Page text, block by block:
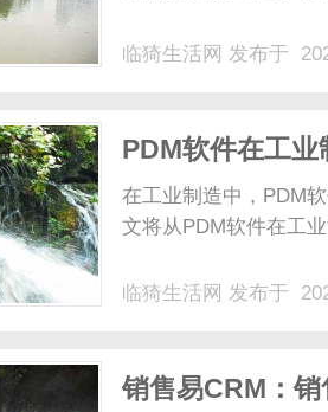
临猗生活网 发布于
PDM软件在工
在工业制造中，PDM
文将从PDM软件在工
临猗生活网 发布于
销售易CRM：